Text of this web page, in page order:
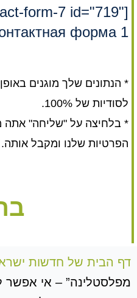
form-7 id="719"
форма 1"]
* הנתונים שלך מוגנים
לסודיות של 100%.
* בלחיצה על "שליחה" אתה
הפרטיות שלנו ומקבל אותה.
דף הבית של חדשות
מפלסטלינה” – אי אפשר